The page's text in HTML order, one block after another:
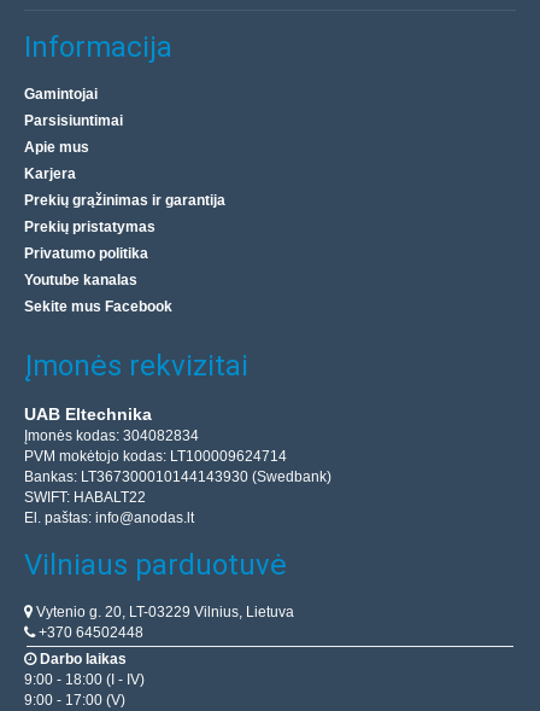
Informacija
Gamintojai
Parsisiuntimai
Apie mus
Karjera
Prekių grąžinimas ir garantija
Prekių pristatymas
Privatumo politika
Youtube kanalas
Sekite mus Facebook
Įmonės rekvizitai
UAB Eltechnika
Įmonės kodas: 304082834
PVM mokėtojo kodas: LT100009624714
Bankas: LT367300010144143930 (Swedbank)
SWIFT: HABALT22
El. paštas: info@anodas.lt
Vilniaus parduotuvė
Vytenio g. 20, LT-03229 Vilnius, Lietuva
+370 64502448
Darbo laikas
9:00 - 18:00 (I - IV)
9:00 - 17:00 (V)